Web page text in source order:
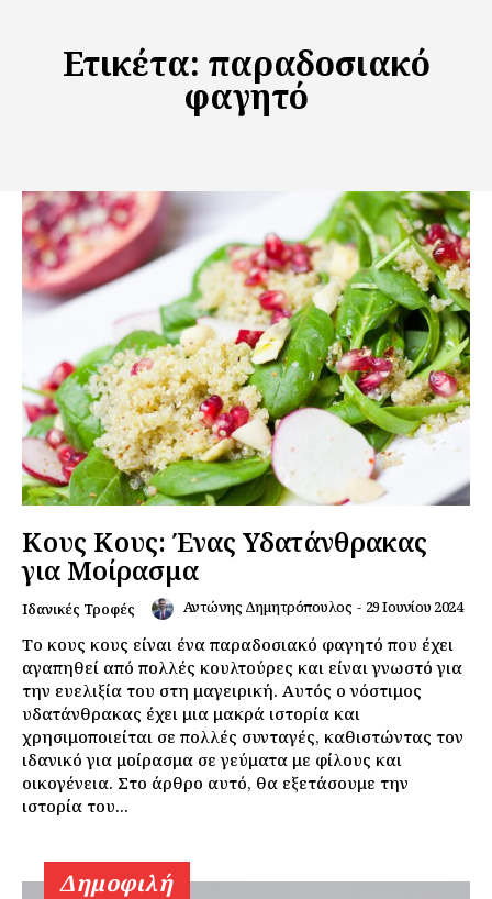
Ετικέτα: παραδοσιακό
φαγητό
Κους Κους: Ένας Υδατάνθρακας
για Μοίρασμα
Ιδανικές Τροφές Αντώνης Δημητρόπουλος - 29 Ιουνίου 2024
Το κους κους είναι ένα παραδοσιακό φαγητό που έχει
αγαπηθεί από πολλές κουλτούρες και είναι γνωστό για
την ευελιξία του στη μαγειρική. Αυτός ο νόστιμος
υδατάνθρακας έχει μια μακρά ιστορία και
χρησιμοποιείται σε πολλές συνταγές, καθιστώντας τον
ιδανικό για μοίρασμα σε γεύματα με φίλους και
οικογένεια. Στο άρθρο αυτό, θα εξετάσουμε την
ιστορία του...
Δημοφιλή